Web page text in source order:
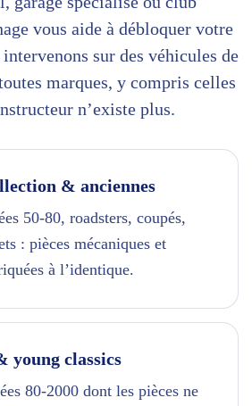
vous aide à débloquer votre
sur des véhicules de
marques, y compris celles
n’existe plus.
& anciennes
50-80, roadsters, coupés,
: pièces mécaniques et
à l’identique.
young classics
80-2000 dont les pièces ne